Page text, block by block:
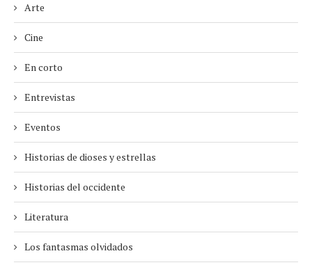
Arte
Cine
En corto
Entrevistas
Eventos
Historias de dioses y estrellas
Historias del occidente
Literatura
Los fantasmas olvidados